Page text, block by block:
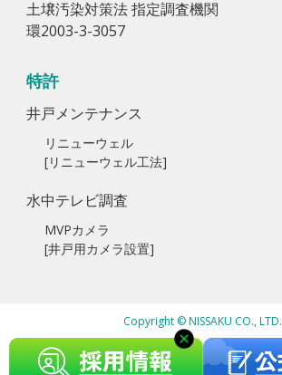
土壌汚染対策法 指定調査機関
環2003-3-3057
特許
井戸メンテナンス
リニューウェル
[リニューウェル工法]
水中テレビ調査
MVPカメラ
[井戸用カメラ設置]
Copyright © NISSAKU CO., LTD.